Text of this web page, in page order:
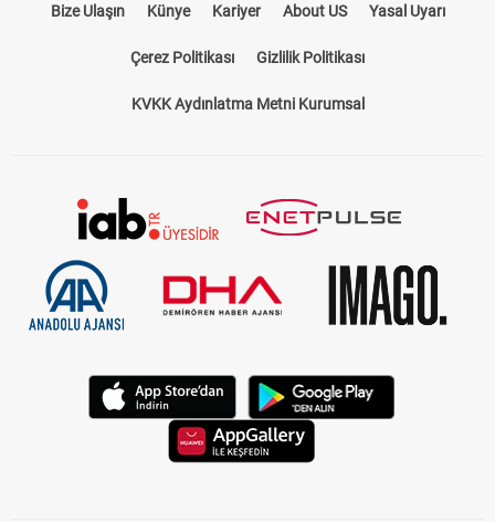
Bize Ulaşın Künye Kariyer About US Yasal Uyarı
Çerez Politikası Gizlilik Politikası
KVKK Aydınlatma Metni Kurumsal